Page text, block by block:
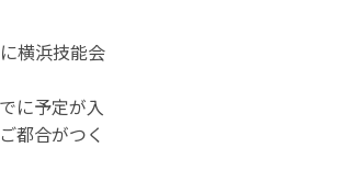
横浜技能会
に予定が入
都合がつく